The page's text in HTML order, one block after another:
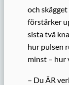
och
förstärker
sista två
hur pulsen
minst – hur
– Du ÄR